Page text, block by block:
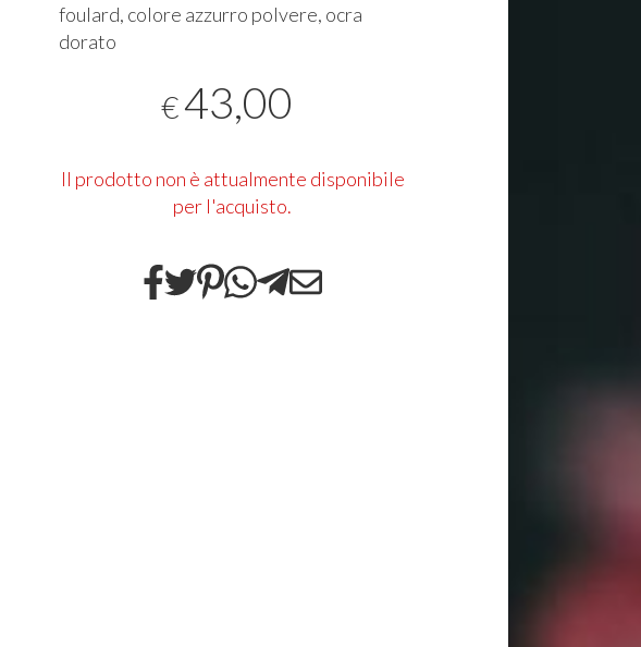
foulard, colore azzurro polvere, ocra
dorato
€43,00
Il prodotto non è attualmente disponibile
per l'acquisto.